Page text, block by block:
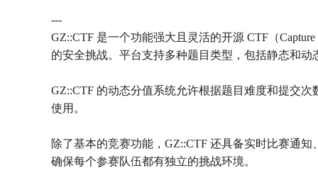
---
GZ::CTF 是一个功能强大且灵活的开源 CTF（
的安全挑战。平台支持多种题目类型，包括静态和
GZ::CTF 的动态分值系统允许根据题目难度和提交
使用。
除了基本的竞赛功能，GZ::CTF 还具备实时比赛通
确保每个参赛队伍都有独立的挑战环境。